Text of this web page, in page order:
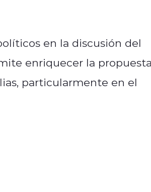
en la discusión del
enriquecer la
particularmente en el